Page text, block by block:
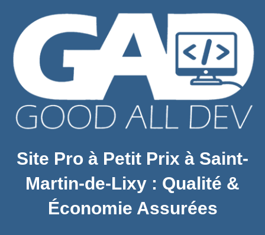
Site Pro à Petit Prix à Saint-
Martin-de-Lixy : Qualité &
Économie Assurées